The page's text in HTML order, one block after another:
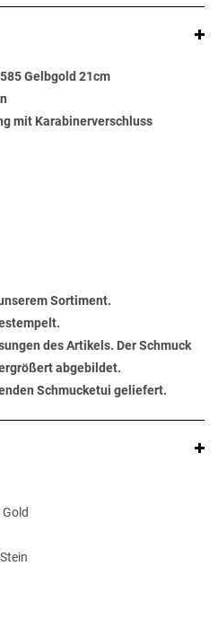
Gelbgold 21cm
mit Karabinerverschluss
Sortiment.
des Artikels. Der Schmuck
abgebildet.
Schmucketui geliefert.